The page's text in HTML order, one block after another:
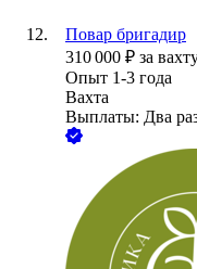
Повар бригадир
310 000 ₽ за
Опыт 1-3 года
Вахта
Выплаты: Два